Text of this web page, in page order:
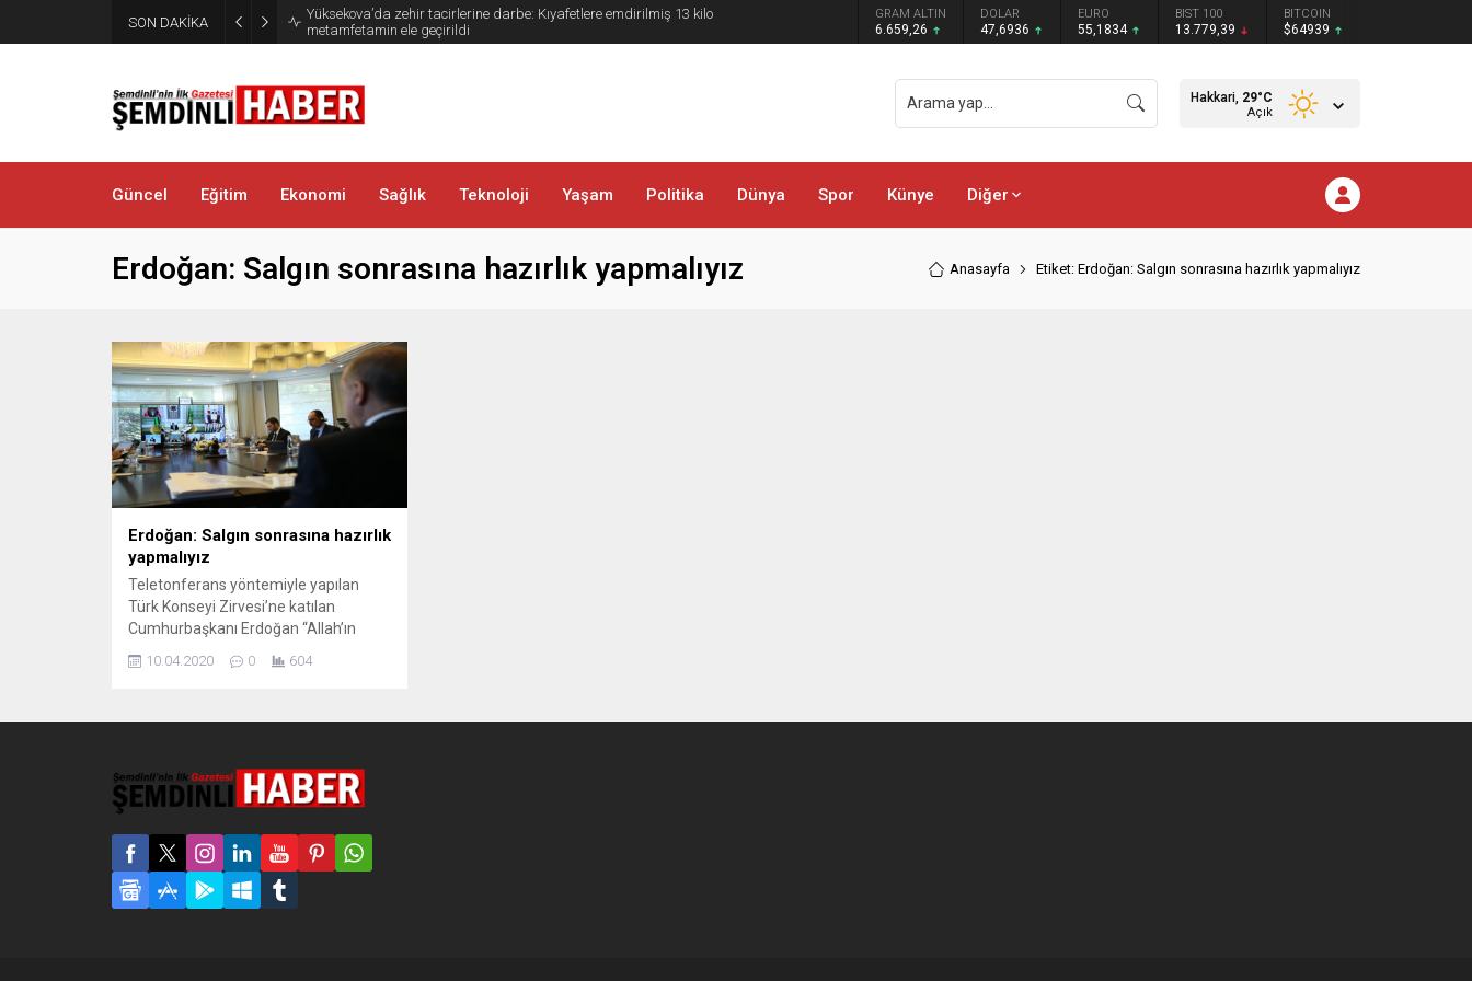
SON DAKİKA
Yüksekova’da zehir tacirlerine darbe: Kıyafetlere emdirilmiş 13 kilo
metamfetamin ele geçirildi
GRAM ALTIN
6.659,26
DOLAR
47,6936
EURO
55,1834
BIST 100
13.779,39
BITCOIN
$64939
Hakkari, 29°C
Açık
Güncel Eğitim Ekonomi Sağlık Teknoloji Yaşam Politika Dünya Spor Künye Diğer
Erdoğan: Salgın sonrasına hazırlık yapmalıyız Anasayfa Etiket: Erdoğan: Salgın sonrasına hazırlık yapmalıyız
Erdoğan: Salgın sonrasına hazırlık
yapmalıyız
Teletonferans yöntemiyle yapılan
Türk Konseyi Zirvesi’ne katılan
Cumhurbaşkanı Erdoğan “Allah’ın
kazanacağız. Ardından da yeni bir
devlet başkanları, korona virüsü
gündemiyle olağanüstü toplanan
10.04.2020 0 604